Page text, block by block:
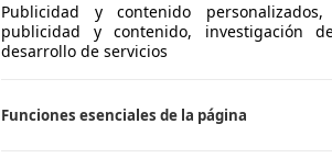
Publicidad y contenido
publicidad y contenido, investigación
desarrollo de servicios
Funciones esenciales de la página